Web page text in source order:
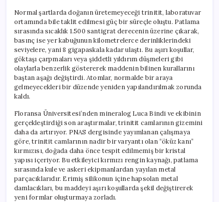
Normal şartlarda doğanın üretemeyeceği trinitit, laboratuvar
ortamında bile taklit edilmesi güç bir süreçle oluştu. Patlama
sırasında sıcaklık 1.500 santigrat derecenin üzerine çıkarak,
basınç ise yer kabuğunun kilometrelerce derinliklerindeki
seviyelere, yani 8 gigapaskala kadar ulaştı. Bu aşırı koşullar,
göktaşı çarpmaları veya şiddetli yıldırım düşmeleri gibi
olaylarla benzerlik göstererek maddenin bilinen kurallarını
baştan aşağı değiştirdi. Atomlar, normalde bir araya
gelmeyecekleri bir düzende yeniden yapılandırılmak zorunda
kaldı.
Floransa Üniversitesi’nden mineralog Luca Bindi ve ekibinin
gerçekleştirdiği son araştırmalar, trinitit camlarının gizemini
daha da artırıyor. PNAS dergisinde yayımlanan çalışmaya
göre, trinitit camlarının nadir bir varyantı olan “öküz kanı”
kırmızısı, doğada daha önce tespit edilmemiş bir kristal
yapısı içeriyor. Bu etkileyici kırmızı rengin kaynağı, patlama
sırasında kule ve askeri ekipmanlardan yayılan metal
parçacıklarıdır. Erimiş silikonun içine hapsolan metal
damlacıkları, bu maddeyi aşırı koşullarda şekil değiştirerek
yeni formlar oluşturmaya zorladı.